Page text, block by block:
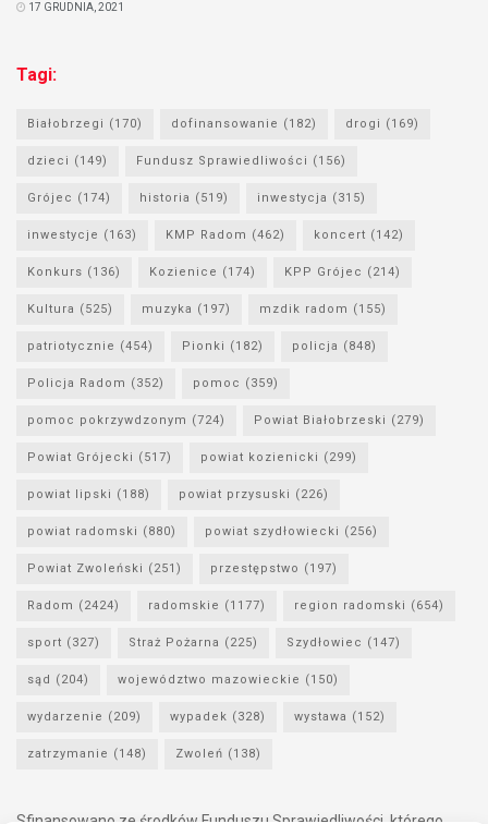
17 GRUDNIA, 2021
Tagi:
Białobrzegi (170) dofinansowanie (182) drogi (169)
dzieci (149) Fundusz Sprawiedliwości (156)
Grójec (174) historia (519) inwestycja (315)
inwestycje (163) KMP Radom (462) koncert (142)
Konkurs (136) Kozienice (174) KPP Grójec (214)
Kultura (525) muzyka (197) mzdik radom (155)
patriotycznie (454) Pionki (182) policja (848)
Policja Radom (352) pomoc (359)
pomoc pokrzywdzonym (724) Powiat Białobrzeski (279)
Powiat Grójecki (517) powiat kozienicki (299)
powiat lipski (188) powiat przysuski (226)
powiat radomski (880) powiat szydłowiecki (256)
Powiat Zwoleński (251) przestępstwo (197)
Radom (2424) radomskie (1177) region radomski (654)
sport (327) Straż Pożarna (225) Szydłowiec (147)
sąd (204) województwo mazowieckie (150)
wydarzenie (209) wypadek (328) wystawa (152)
zatrzymanie (148) Zwoleń (138)